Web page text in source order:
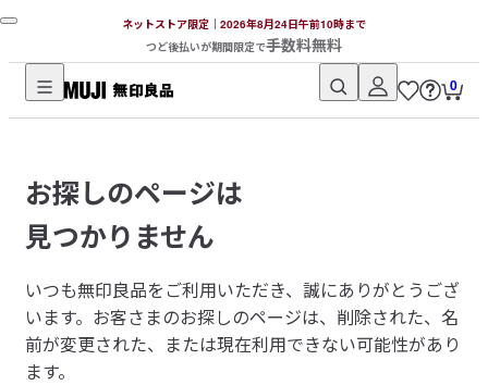
ネットストア限定｜2026年8月24日午前10時まで
つど後払いが期間限定で手数料無料
無
品
ネ
ッ
ト
ス
ト
ア
0
お探しのページは
見つかりません
いつも無印良品をご利用いただき、誠にありがとうござ
います。 お客さまのお探しのページは、削除された、名
前が変更された、または現在利用できない可能性があり
ます。